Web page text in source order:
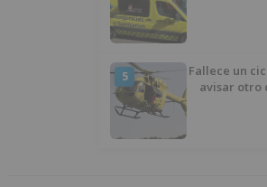
5
Fallece un
avisar otro